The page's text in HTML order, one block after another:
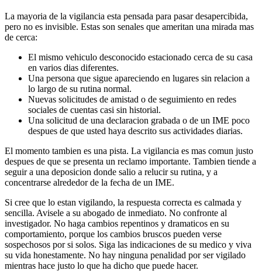
La mayoria de la vigilancia esta pensada para pasar desapercibida,
pero no es invisible. Estas son senales que ameritan una mirada mas
de cerca:
El mismo vehiculo desconocido estacionado cerca de su casa
en varios dias diferentes.
Una persona que sigue apareciendo en lugares sin relacion a
lo largo de su rutina normal.
Nuevas solicitudes de amistad o de seguimiento en redes
sociales de cuentas casi sin historial.
Una solicitud de una declaracion grabada o de un IME poco
despues de que usted haya descrito sus actividades diarias.
El momento tambien es una pista. La vigilancia es mas comun justo
despues de que se presenta un reclamo importante. Tambien tiende a
seguir a una deposicion donde salio a relucir su rutina, y a
concentrarse alrededor de la fecha de un IME.
Si cree que lo estan vigilando, la respuesta correcta es calmada y
sencilla. Avisele a su abogado de inmediato. No confronte al
investigador. No haga cambios repentinos y dramaticos en su
comportamiento, porque los cambios bruscos pueden verse
sospechosos por si solos. Siga las indicaciones de su medico y viva
su vida honestamente. No hay ninguna penalidad por ser vigilado
mientras hace justo lo que ha dicho que puede hacer.